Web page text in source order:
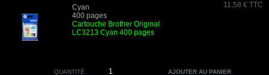
Cyan
400 pages
Cartouche Brother Original
LC3213 Cyan 400 pages
11,58 € TTC
QUANTITÉ